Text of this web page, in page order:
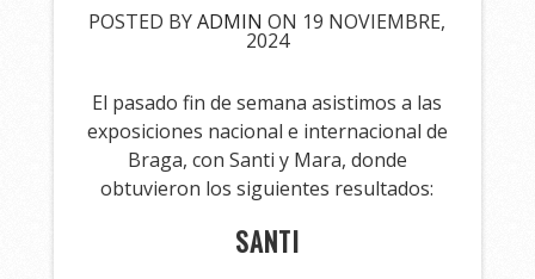
POSTED BYADMIN ON 19 NOVIEMBRE,
2024
El pasado fin de semana asistimos a las
exposiciones nacional e internacional de
Braga, con Santi y Mara, donde
obtuvieron los siguientes resultados:
SANTI